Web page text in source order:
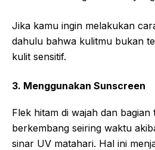
Jika kamu ingin melakukan
dahulu bahwa kulitmu bukan
kulit sensitif.
3. Menggunakan Sunscreen
Flek hitam di wajah dan
berkembang seiring waktu
sinar UV matahari. Hal ini